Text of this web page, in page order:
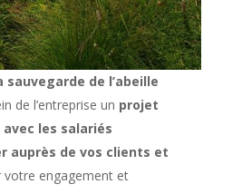
sauvegarde de l’abeille
de l’entreprise un projet
les salariés
auprès de vos clients et
votre engagement et